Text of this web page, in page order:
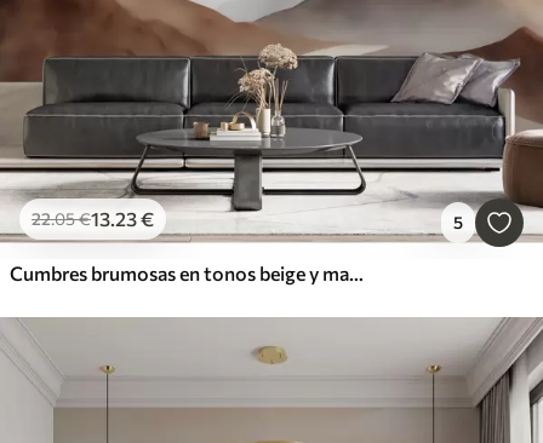
22.05€13.23€ 5
Cumbres brumosas en tonos beige y marrón, con un estilo de acuarela